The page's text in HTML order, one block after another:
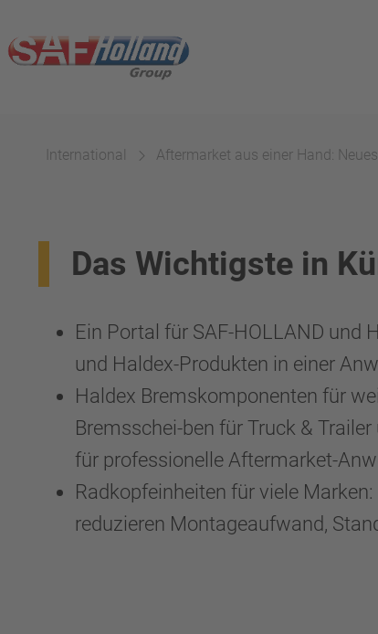
International Aftermarket aus einer Hand:
Das Wichtigste in
Ein Portal für SAF-HOLLAND und
und Haldex-Produkten in einer
Haldex Bremskomponenten für
Bremsschei-ben für Truck &
für professionelle Aftermarket-
Radkopfeinheiten für viele
reduzieren Montageaufwand,